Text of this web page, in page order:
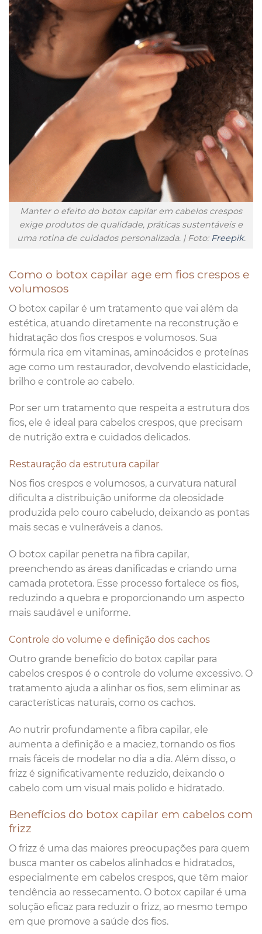
Manter o efeito do botox capilar em cabelos crespos
exige produtos de qualidade, práticas sustentáveis e
uma rotina de cuidados personalizada. | Foto: Freepik.
Como o botox capilar age em fios crespos e
volumosos
O botox capilar é um tratamento que vai além da
estética, atuando diretamente na reconstrução e
hidratação dos fios crespos e volumosos. Sua
fórmula rica em vitaminas, aminoácidos e proteínas
age como um restaurador, devolvendo elasticidade,
brilho e controle ao cabelo.
Por ser um tratamento que respeita a estrutura dos
fios, ele é ideal para cabelos crespos, que precisam
de nutrição extra e cuidados delicados.
Restauração da estrutura capilar
Nos fios crespos e volumosos, a curvatura natural
dificulta a distribuição uniforme da oleosidade
produzida pelo couro cabeludo, deixando as pontas
mais secas e vulneráveis a danos.
O botox capilar penetra na fibra capilar,
preenchendo as áreas danificadas e criando uma
camada protetora. Esse processo fortalece os fios,
reduzindo a quebra e proporcionando um aspecto
mais saudável e uniforme.
Controle do volume e definição dos cachos
Outro grande benefício do botox capilar para
cabelos crespos é o controle do volume excessivo. O
tratamento ajuda a alinhar os fios, sem eliminar as
características naturais, como os cachos.
Ao nutrir profundamente a fibra capilar, ele
aumenta a definição e a maciez, tornando os fios
mais fáceis de modelar no dia a dia. Além disso, o
frizz é significativamente reduzido, deixando o
cabelo com um visual mais polido e hidratado.
Benefícios do botox capilar em cabelos com
frizz
O frizz é uma das maiores preocupações para quem
busca manter os cabelos alinhados e hidratados,
especialmente em cabelos crespos, que têm maior
tendência ao ressecamento. O botox capilar é uma
solução eficaz para reduzir o frizz, ao mesmo tempo
em que promove a saúde dos fios.